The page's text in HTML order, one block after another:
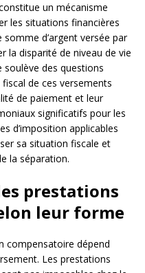
un mécanisme
les situations financières
d’argent versée par
la disparité de niveau de vie
des questions
de ces versements
de paiement et leur
significatifs pour les
d’imposition applicables
sa situation fiscale et
la séparation.
prestations
leur forme
compensatoire dépend
Les prestations